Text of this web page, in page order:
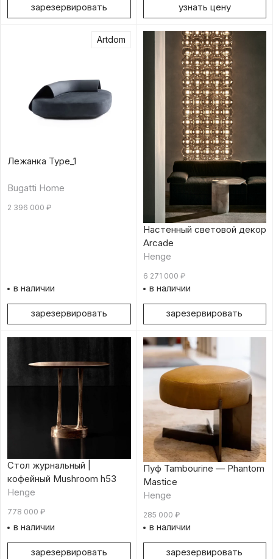
зарезервировать узнать цену
Artdom
Лежанка Type_1
Bugatti Home
2 396 000 ₽
в наличии
зарезервировать
Настенный световой декор
Arcade
Henge
6 271 000 ₽
в наличии
зарезервировать
Стол журнальный |
кофейный Mushroom h53
Henge
778 000 ₽
в наличии
зарезервировать
Пуф Tambourine — Phantom
Mastice
Henge
285 000 ₽
в наличии
зарезервировать